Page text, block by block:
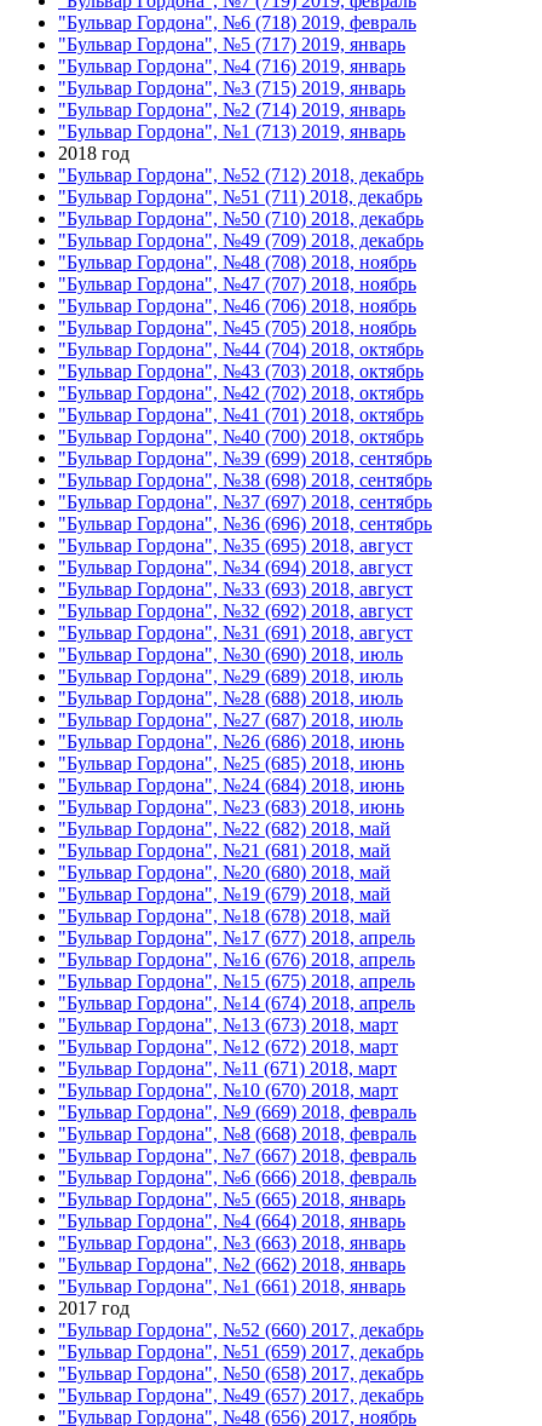
"Бульвар Гордона", №6 (718) 2019, февраль
"Бульвар Гордона", №5 (717) 2019, январь
"Бульвар Гордона", №4 (716) 2019, январь
"Бульвар Гордона", №3 (715) 2019, январь
"Бульвар Гордона", №2 (714) 2019, январь
"Бульвар Гордона", №1 (713) 2019, январь
2018 год
"Бульвар Гордона", №52 (712) 2018, декабрь
"Бульвар Гордона", №51 (711) 2018, декабрь
"Бульвар Гордона", №50 (710) 2018, декабрь
"Бульвар Гордона", №49 (709) 2018, декабрь
"Бульвар Гордона", №48 (708) 2018, ноябрь
"Бульвар Гордона", №47 (707) 2018, ноябрь
"Бульвар Гордона", №46 (706) 2018, ноябрь
"Бульвар Гордона", №45 (705) 2018, ноябрь
"Бульвар Гордона", №44 (704) 2018, октябрь
"Бульвар Гордона", №43 (703) 2018, октябрь
"Бульвар Гордона", №42 (702) 2018, октябрь
"Бульвар Гордона", №41 (701) 2018, октябрь
"Бульвар Гордона", №40 (700) 2018, октябрь
"Бульвар Гордона", №39 (699) 2018, сентябрь
"Бульвар Гордона", №38 (698) 2018, сентябрь
"Бульвар Гордона", №37 (697) 2018, сентябрь
"Бульвар Гордона", №36 (696) 2018, сентябрь
"Бульвар Гордона", №35 (695) 2018, август
"Бульвар Гордона", №34 (694) 2018, август
"Бульвар Гордона", №33 (693) 2018, август
"Бульвар Гордона", №32 (692) 2018, август
"Бульвар Гордона", №31 (691) 2018, август
"Бульвар Гордона", №30 (690) 2018, июль
"Бульвар Гордона", №29 (689) 2018, июль
"Бульвар Гордона", №28 (688) 2018, июль
"Бульвар Гордона", №27 (687) 2018, июль
"Бульвар Гордона", №26 (686) 2018, июнь
"Бульвар Гордона", №25 (685) 2018, июнь
"Бульвар Гордона", №24 (684) 2018, июнь
"Бульвар Гордона", №23 (683) 2018, июнь
"Бульвар Гордона", №22 (682) 2018, май
"Бульвар Гордона", №21 (681) 2018, май
"Бульвар Гордона", №20 (680) 2018, май
"Бульвар Гордона", №19 (679) 2018, май
"Бульвар Гордона", №18 (678) 2018, май
"Бульвар Гордона", №17 (677) 2018, апрель
"Бульвар Гордона", №16 (676) 2018, апрель
"Бульвар Гордона", №15 (675) 2018, апрель
"Бульвар Гордона", №14 (674) 2018, апрель
"Бульвар Гордона", №13 (673) 2018, март
"Бульвар Гордона", №12 (672) 2018, март
"Бульвар Гордона", №11 (671) 2018, март
"Бульвар Гордона", №10 (670) 2018, март
"Бульвар Гордона", №9 (669) 2018, февраль
"Бульвар Гордона", №8 (668) 2018, февраль
"Бульвар Гордона", №7 (667) 2018, февраль
"Бульвар Гордона", №6 (666) 2018, февраль
"Бульвар Гордона", №5 (665) 2018, январь
"Бульвар Гордона", №4 (664) 2018, январь
"Бульвар Гордона", №3 (663) 2018, январь
"Бульвар Гордона", №2 (662) 2018, январь
"Бульвар Гордона", №1 (661) 2018, январь
2017 год
"Бульвар Гордона", №52 (660) 2017, декабрь
"Бульвар Гордона", №51 (659) 2017, декабрь
"Бульвар Гордона", №50 (658) 2017, декабрь
"Бульвар Гордона", №49 (657) 2017, декабрь
"Бульвар Гордона", №48 (656) 2017, ноябрь